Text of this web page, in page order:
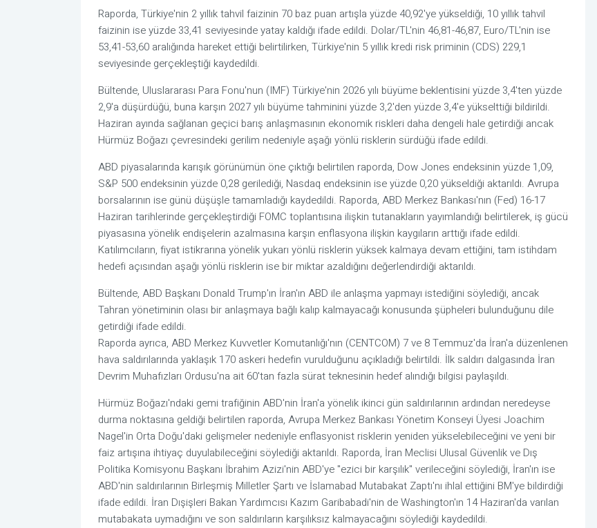
Raporda, Türkiye'nin 2 yıllık tahvil faizinin 70 baz puan artışla yüzde 40,92'ye yükseldiği, 10 yıllık tahvil
faizinin ise yüzde 33,41 seviyesinde yatay kaldığı ifade edildi. Dolar/TL'nin 46,81-46,87, Euro/TL'nin ise
53,41-53,60 aralığında hareket ettiği belirtilirken, Türkiye'nin 5 yıllık kredi risk priminin (CDS) 229,1
seviyesinde gerçekleştiği kaydedildi.
Bültende, Uluslararası Para Fonu'nun (IMF) Türkiye'nin 2026 yılı büyüme beklentisini yüzde 3,4'ten yüzde
2,9'a düşürdüğü, buna karşın 2027 yılı büyüme tahminini yüzde 3,2'den yüzde 3,4'e yükselttiği bildirildi.
Haziran ayında sağlanan geçici barış anlaşmasının ekonomik riskleri daha dengeli hale getirdiği ancak
Hürmüz Boğazı çevresindeki gerilim nedeniyle aşağı yönlü risklerin sürdüğü ifade edildi.
ABD piyasalarında karışık görünümün öne çıktığı belirtilen raporda, Dow Jones endeksinin yüzde 1,09,
S&P 500 endeksinin yüzde 0,28 gerilediği, Nasdaq endeksinin ise yüzde 0,20 yükseldiği aktarıldı. Avrupa
borsalarının ise günü düşüşle tamamladığı kaydedildi. Raporda, ABD Merkez Bankası'nın (Fed) 16-17
Haziran tarihlerinde gerçekleştirdiği FOMC toplantısına ilişkin tutanakların yayımlandığı belirtilerek, iş gücü
piyasasına yönelik endişelerin azalmasına karşın enflasyona ilişkin kaygıların arttığı ifade edildi.
Katılımcıların, fiyat istikrarına yönelik yukarı yönlü risklerin yüksek kalmaya devam ettiğini, tam istihdam
hedefi açısından aşağı yönlü risklerin ise bir miktar azaldığını değerlendirdiği aktarıldı.
Bültende, ABD Başkanı Donald Trump'ın İran'ın ABD ile anlaşma yapmayı istediğini söylediği, ancak
Tahran yönetiminin olası bir anlaşmaya bağlı kalıp kalmayacağı konusunda şüpheleri bulunduğunu dile
getirdiği ifade edildi.
Raporda ayrıca, ABD Merkez Kuvvetler Komutanlığı'nın (CENTCOM) 7 ve 8 Temmuz'da İran'a düzenlenen
hava saldırılarında yaklaşık 170 askeri hedefin vurulduğunu açıkladığı belirtildi. İlk saldırı dalgasında İran
Devrim Muhafızları Ordusu'na ait 60'tan fazla sürat teknesinin hedef alındığı bilgisi paylaşıldı.
Hürmüz Boğazı'ndaki gemi trafiğinin ABD'nin İran'a yönelik ikinci gün saldırılarının ardından neredeyse
durma noktasına geldiği belirtilen raporda, Avrupa Merkez Bankası Yönetim Konseyi Üyesi Joachim
Nagel'in Orta Doğu'daki gelişmeler nedeniyle enflasyonist risklerin yeniden yükselebileceğini ve yeni bir
faiz artışına ihtiyaç duyulabileceğini söylediği aktarıldı. Raporda, İran Meclisi Ulusal Güvenlik ve Dış
Politika Komisyonu Başkanı İbrahim Azizi'nin ABD'ye "ezici bir karşılık" verileceğini söylediği, İran'ın ise
ABD'nin saldırılarının Birleşmiş Milletler Şartı ve İslamabad Mutabakat Zaptı'nı ihlal ettiğini BM'ye bildirdiği
ifade edildi. İran Dışişleri Bakan Yardımcısı Kazım Garibabadi'nin de Washington'ın 14 Haziran'da varılan
mutabakata uymadığını ve son saldırıların karşılıksız kalmayacağını söylediği kaydedildi.